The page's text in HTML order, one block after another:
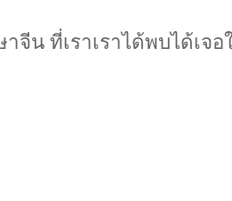
จีน ที่เราเราได้พบได้เจ